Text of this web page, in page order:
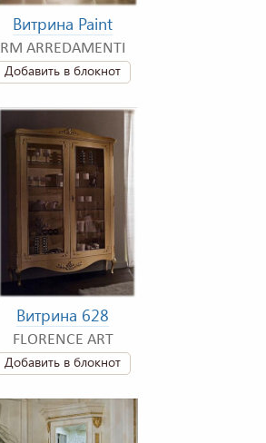
Витрина Paint
RM ARREDAMENTI
Добавить в блокнот
Витрина 628
FLORENCE ART
Добавить в блокнот